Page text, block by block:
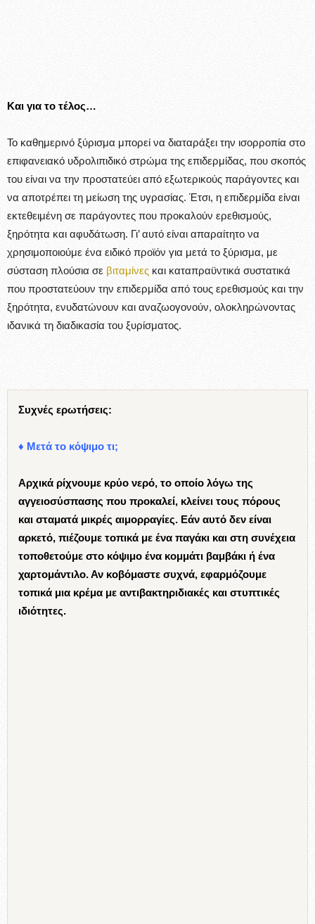
Και για το τέλος…
Το καθημερινό ξύρισμα μπορεί να διαταράξει την ισορροπία στο
επιφανειακό υδρολιπιδικό στρώμα της επιδερμίδας, που σκοπός
του είναι να την προστατεύει από εξωτερικούς παράγοντες και
να αποτρέπει τη μείωση της υγρασίας. Έτσι, η επιδερμίδα είναι
εκτεθειμένη σε παράγοντες που προκαλούν ερεθισμούς,
ξηρότητα και αφυδάτωση. Γι’ αυτό είναι απαραίτητο να
χρησιμοποιούμε ένα ειδικό προϊόν για μετά το ξύρισμα, με
σύσταση πλούσια σε βιταμίνες και καταπραϋντικά συστατικά
που προστατεύουν την επιδερμίδα από τους ερεθισμούς και την
ξηρότητα, ενυδατώνουν και αναζωογονούν, ολοκληρώνοντας
ιδανικά τη διαδικασία του ξυρίσματος.
Συχνές ερωτήσεις:
♦ Μετά το κόψιμο τι;
Αρχικά ρίχνουμε κρύο νερό, το οποίο λόγω της
αγγειοσύσπασης που προκαλεί, κλείνει τους πόρους
και σταματά μικρές αιμορραγίες. Εάν αυτό δεν είναι
αρκετό, πιέζουμε τοπικά με ένα παγάκι και στη συνέχεια
τοποθετούμε στο κόψιμο ένα κομμάτι βαμβάκι ή ένα
χαρτομάντιλο. Αν κοβόμαστε συχνά, εφαρμόζουμε
τοπικά μια κρέμα με αντιβακτηριδιακές και στυπτικές
ιδιότητες.